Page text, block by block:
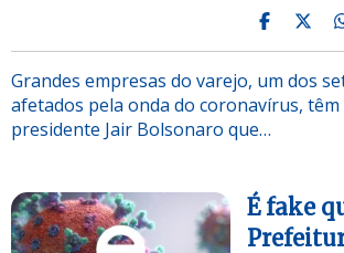
Grandes empresas do varejo, um dos
afetados pela onda do coronavírus, têm
presidente Jair Bolsonaro que…
É fake